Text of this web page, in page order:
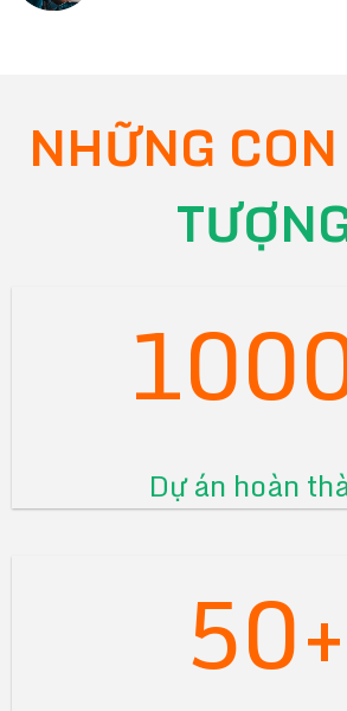
NHỮNG
Dự án hoàn
50+